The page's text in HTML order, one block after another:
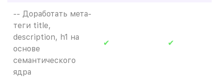
-- Доработать мета-
теги title,
description, h1 на
основе
семантического
ядра
✔ ✔